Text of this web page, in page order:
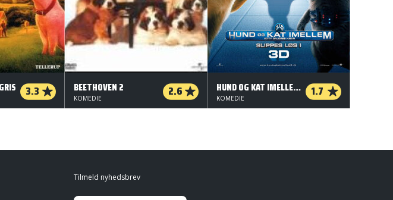
3.3 BEETHOVEN 2 2.6
KOMEDIE
HUND OG KAT IMELLEM: KITTY GALORES HÆVN 1.7
KOMEDIE
Tilmeld nyhedsbrev